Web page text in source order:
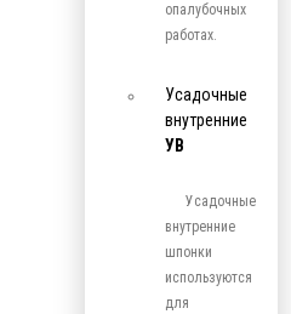
опалубочных
работах.
Усадочные
внутренние
УВ
Усадочные
внутренние
шпонки
используются
для